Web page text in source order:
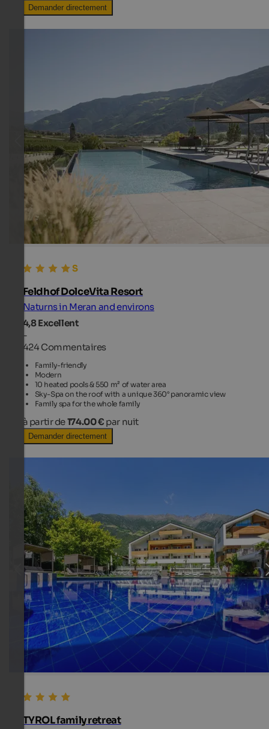
Demander directement
Feldhof DolceVita Resort
Naturns in Meran and environs
4,8Excellent
-
424 Commentaires
Family-friendly
Modern
10 heated pools & 550 m² of water area
Sky-Spa on the roof with a unique 360° panoramic view
Family spa for the whole family
à partir de174.00 € par nuit
Demander directement
TYROL family retreat